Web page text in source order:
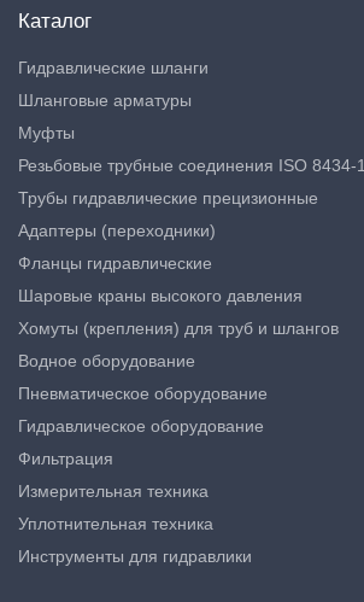
Каталог
Гидравлические шланги
Шланговые арматуры
Муфты
Резьбовые трубные соединения ISO 8434-1
Трубы гидравлические прецизионные
Адаптеры (переходники)
Фланцы гидравлические
Шаровые краны высокого давления
Хомуты (крепления) для труб и шлангов
Водное оборудование
Пневматическое оборудование
Гидравлическое оборудование
Фильтрация
Измерительная техника
Уплотнительная техника
Инструменты для гидравлики